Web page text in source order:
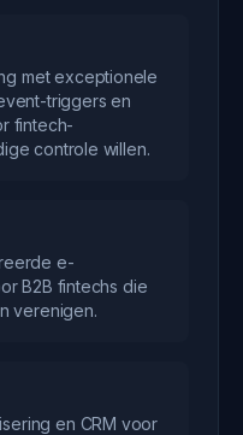
met exceptionele
triggers en
fintech-
controle willen.
e-
B2B fintechs die
verenigen.
en CRM voor